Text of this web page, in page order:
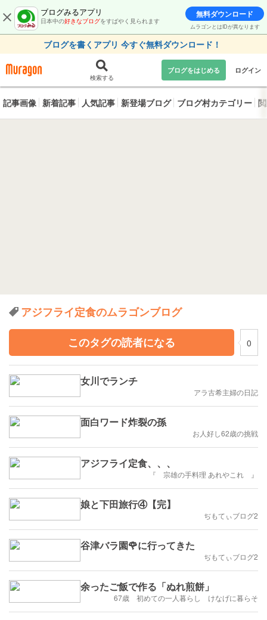
ブログみるアプリ
日本中の好きなブログをすばやく見られます
無料ダウンロード
ムラゴンとはIDが異なります
ブログを書くアプリ 今すぐ無料ダウンロード！
検索する
ブログをはじめる ログイン
記事画像 新着記事 人気記事 新登場ブログ ブログ村カテゴリー
アジフライ定食のムラゴンブログ
このタグの読者になる
0
女川でランチ
アラ古希主婦の日記
面白ワード炸裂の孫
お人好し62歳の挑戦
アジフライ定食、、、
『 宗雄の手料理 あれやこれ 』
娘と下田旅行④【完】
ぢもてぃブログ2
谷津バラ園🌹に行ってきた
ぢもてぃブログ2
余ったご飯で作る「ぬれ煎餅」
67歳 初めての一人暮らし けなげに暮らそ